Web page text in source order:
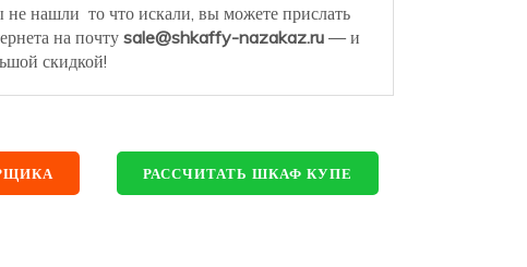
нашли то что искали, вы можете прислать
на почтуsale@shkaffy-nazakaz.ru — и
скидкой!
РАССЧИТАТЬ ШКАФ КУПЕ